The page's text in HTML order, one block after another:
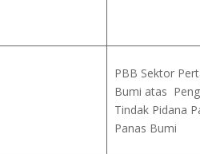
PBB Sektor
Bumi atas
Tindak Pidana
Panas Bumi